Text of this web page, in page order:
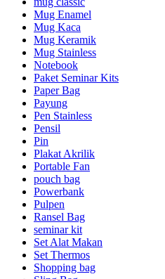
Mug Enamel
Mug Kaca
Mug Keramik
Mug Stainless
Notebook
Paket Seminar Kits
Paper Bag
Payung
Pen Stainless
Pensil
Pin
Plakat Akrilik
Portable Fan
pouch bag
Powerbank
Pulpen
Ransel Bag
seminar kit
Set Alat Makan
Set Thermos
Shopping bag